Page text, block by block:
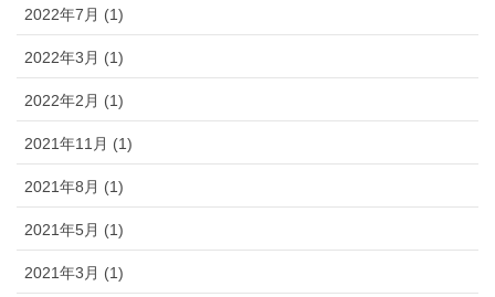
2022年7月 (1)
2022年3月 (1)
2022年2月 (1)
2021年11月 (1)
2021年8月 (1)
2021年5月 (1)
2021年3月 (1)